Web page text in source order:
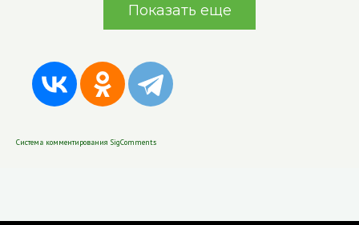
Показать еще
Система комментирования SigComments